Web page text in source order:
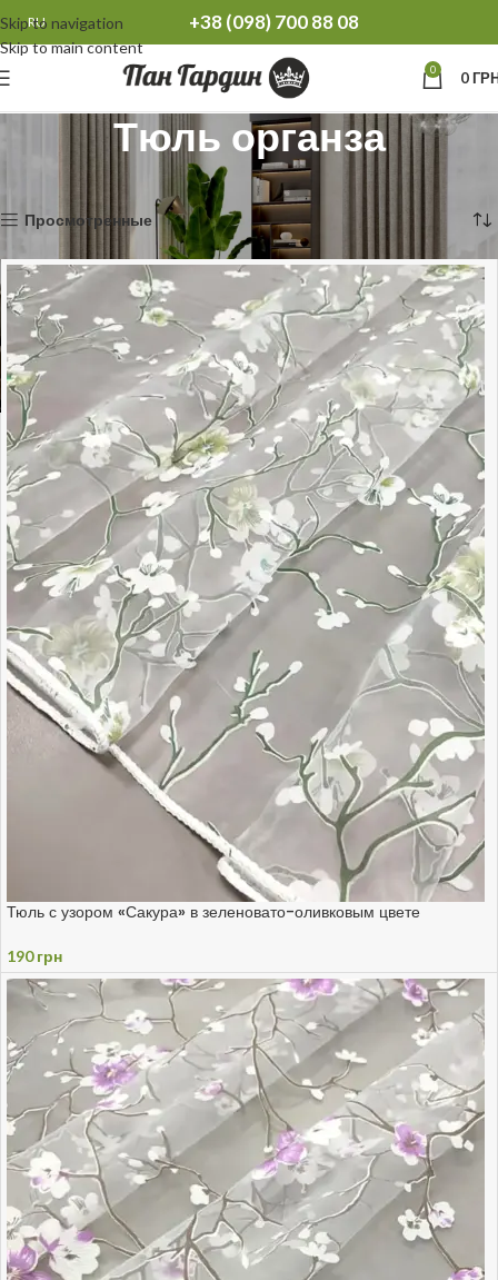
Skip to navigation
Skip to main content
RU +38 (098) 700 88 08
0 0
Тюль органза
Тюль органза
Просмотренные
Тюль с узором «Сакура» в зеленовато-оливковым цвете
190грн